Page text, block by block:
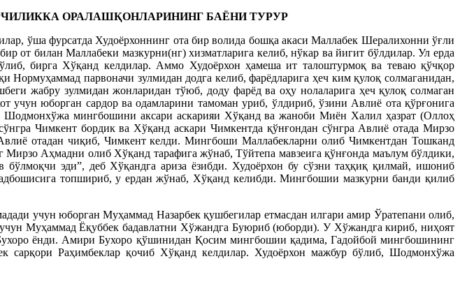
ОРАЛАШҚОНЛАРИНИНГ БАЁНИ ТУРУР
ўша фурсатда Худоёрхоннинг ота бир волида бошқа акаси Маллабек Шералихонни ўғли
билан Маллабеки мазкурни(нг) хизматларига келиб, нўкар ва йигит бўлдилар. Ул ерда
бирга Хўқанд келдилар. Аммо Худоёрхон ҳамеша ит талоштурмоқ ва теваю қўчқор
парвоначи зулмидан додга келиб, фарёдларига ҳеч ким қулоқ солмаганидан,
жабру зулмидан жонларидан тўюб, доду фарёд ва оҳу нолаларига ҳеч қулоқ солмаган
учун юборган сардор ва одамларини тамоман уриб, ўлдириб, ўзини Авлиё ота қўрғонига
мингбошини аксари аскарияи Хўқанд ва жаноби Миён Халил ҳазрат (Оллоҳ
Чимкент бордик ва Хўқанд аскари Чимкентда қўнғондан сўнгра Авлиё отада Мирзо
отадан чиқиб, Чимкент келди. Мингбоши Маллабекларни олиб Чимкентдан Тошканд
Аҳмадни олиб Хўқанд тарафига жўнаб, Тўйтепа мавзеига қўнғонда маълум бўлдики,
эди”, деб Хўқандга ариза ёзибди. Худоёрхон бу сўзни таҳқиқ қилмай, ишониб
топшириб, у ердан жўнаб, Хўқанд келибди. Мингбошии мазкурни банди қилиб
учун юборган Муҳаммад Назарбек қушбегилар етмасдан илгари амир Ўратепани олиб,
Муҳаммад Ёқуббек бадавлатни Хўжандга Буюриб (юборди). У Хўжандга кириб, ниҳоят
ёнди. Амири Бухоро қўшинидан Қосим мингбошии қадима, Гадойбой мингбошининг
сарқори Раҳимбеклар қочиб Хўқанд келдилар. Худоёрхон мажбур бўлиб, Шодмонхўжа